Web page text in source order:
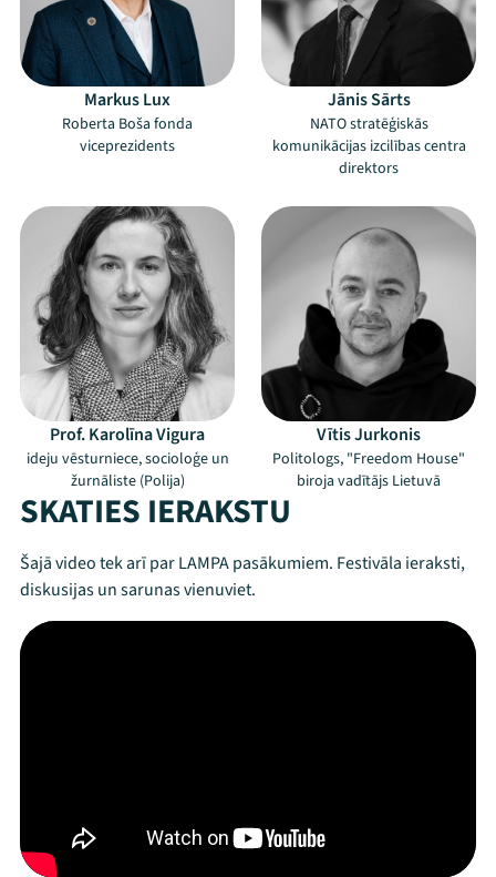
Markus Lux
Roberta Boša fonda
viceprezidents
Jānis Sārts
NATO stratēģiskās
komunikācijas izcilības centra
direktors
Prof. Karolīna Vigura
ideju vēsturniece, socioloģe un
žurnāliste (Polija)
Vītis Jurkonis
Politologs, "Freedom House"
biroja vadītājs Lietuvā
SKATIES IERAKSTU
Šajā video tek arī par LAMPA pasākumiem. Festivāla ieraksti,
diskusijas un sarunas vienuviet.